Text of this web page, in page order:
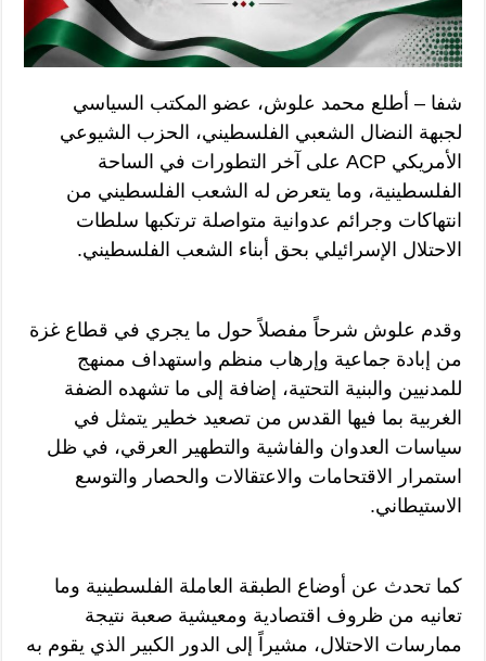
شفا – أطلع محمد علوش، عضو المكتب السياسي
لجبهة النضال الشعبي الفلسطيني، الحزب الشيوعي
الأمريكي ACP على آخر التطورات في الساحة
الفلسطينية، وما يتعرض له الشعب الفلسطيني من
انتهاكات وجرائم عدوانية متواصلة ترتكبها سلطات
الاحتلال الإسرائيلي بحق أبناء الشعب الفلسطيني.
وقدم علوش شرحاً مفصلاً حول ما يجري في قطاع غزة
من إبادة جماعية وإرهاب منظم واستهداف ممنهج
للمدنيين والبنية التحتية، إضافة إلى ما تشهده الضفة
الغربية بما فيها القدس من تصعيد خطير يتمثل في
سياسات العدوان والفاشية والتطهير العرقي، في ظل
استمرار الاقتحامات والاعتقالات والحصار والتوسع
الاستيطاني.
كما تحدث عن أوضاع الطبقة العاملة الفلسطينية وما
تعانيه من ظروف اقتصادية ومعيشية صعبة نتيجة
ممارسات الاحتلال، مشيراً إلى الدور الكبير الذي يقوم به